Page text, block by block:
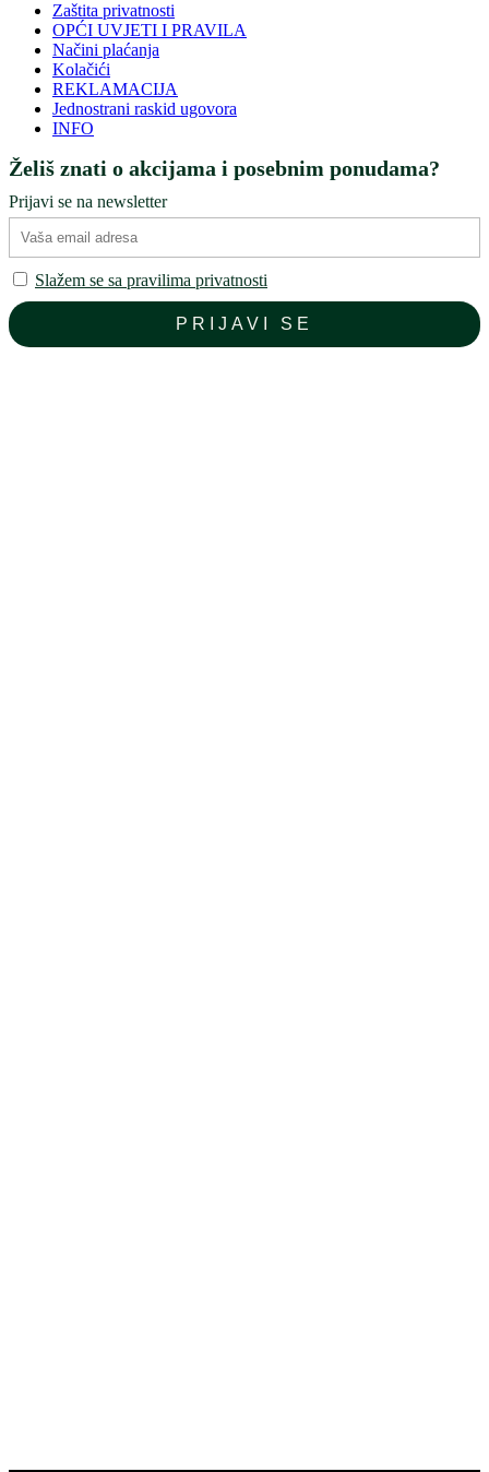
Zaštita privatnosti
OPĆI UVJETI I PRAVILA
Načini plaćanja
Kolačići
REKLAMACIJA
Jednostrani raskid ugovora
INFO
Želiš znati o akcijama i posebnim ponudama?
Prijavi se na newsletter
Slažem se sa pravilima privatnosti